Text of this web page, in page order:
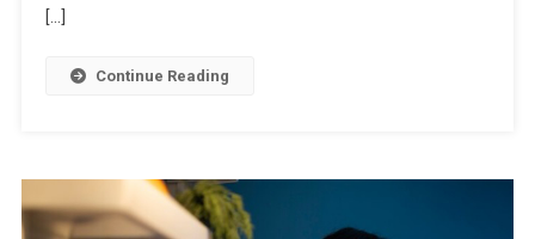
[…]
Continue Reading